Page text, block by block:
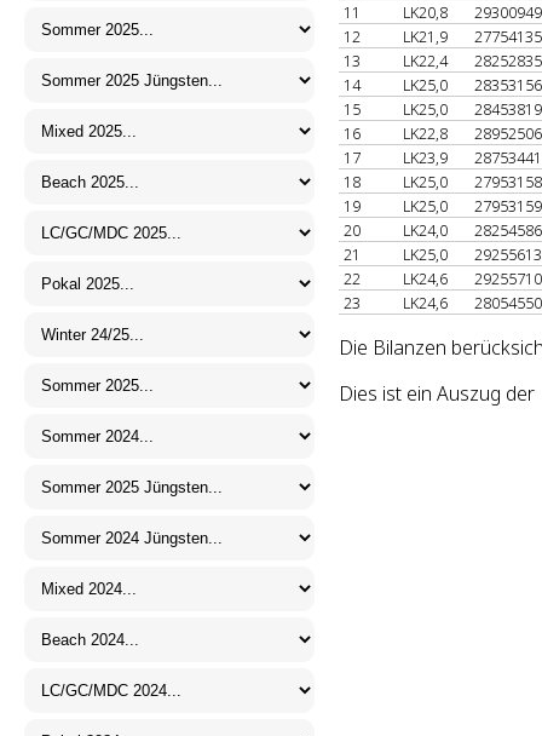
11
LK20,8
12
LK21,9
13
LK22,4
14
LK25,0
15
LK25,0
16
LK22,8
17
LK23,9
18
LK25,0
19
LK25,0
20
LK24,0
21
LK25,0
22
LK24,6
23
LK24,6
Die Bilanzen
Dies ist ein Auszug